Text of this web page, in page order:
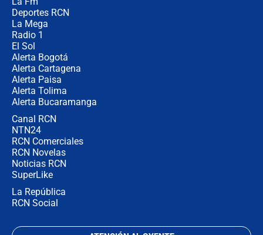
Deportes RCN
La Mega
Radio 1
El Sol
Alerta Bogotá
Alerta Cartagena
Alerta Paisa
Alerta Tolima
Alerta Bucaramanga
Canal RCN
NTN24
RCN Comerciales
RCN Novelas
Noticias RCN
SuperLike
La República
RCN Social